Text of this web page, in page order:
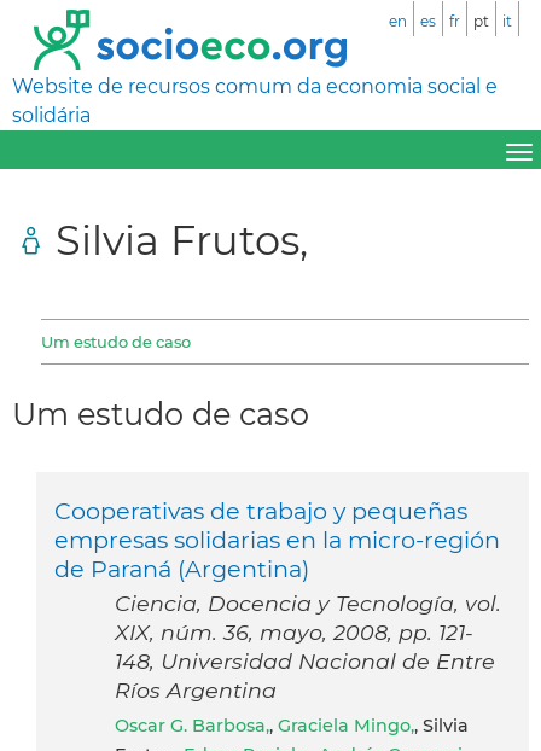
Website de recursos comum da economia social e
solidária
en es fr pt it
Silvia Frutos,
Um estudo de caso
Um estudo de caso
Cooperativas de trabajo y pequeñas
empresas solidarias en la micro-región
de Paraná (Argentina)
Ciencia, Docencia y Tecnología, vol.
XIX, núm. 36, mayo, 2008, pp. 121-
148, Universidad Nacional de Entre
Ríos Argentina
Oscar G. Barbosa,, Graciela Mingo,, Silvia